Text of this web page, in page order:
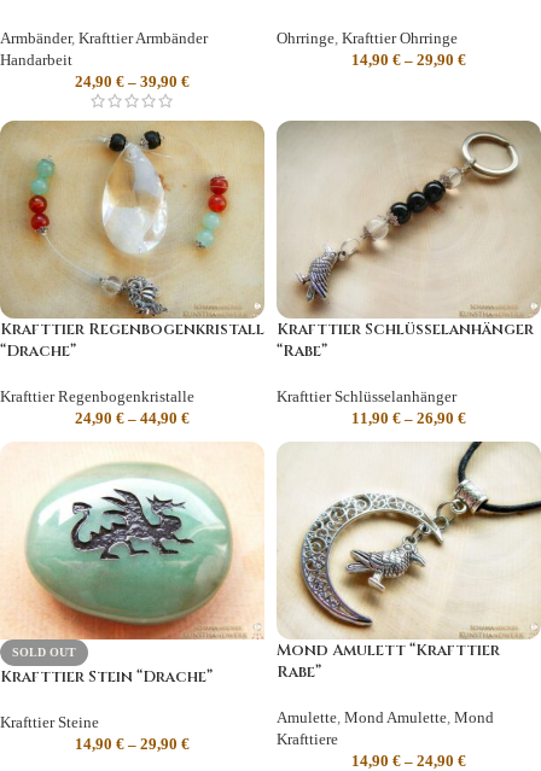
Armbänder, Krafttier Armbänder
Handarbeit
24,90 € – 39,90 €
Ohrringe Krafttier Ohrringe
14,90 € – 29,90 €
Krafttier Regenbogenkristall
“Drache”
Krafttier Regenbogenkristalle
24,90 € – 44,90 €
Krafttier Schlüsselanhänger
“Rabe”
Krafttier Schlüsselanhänger
11,90 € – 26,90 €
SOLD OUT
Krafttier Stein “Drache”
Krafttier Steine
14,90 € – 29,90 €
Mond Amulett “Krafttier
Rabe”
Amulette, Mond Amulette, Mond
Krafttiere
14,90 € – 24,90 €